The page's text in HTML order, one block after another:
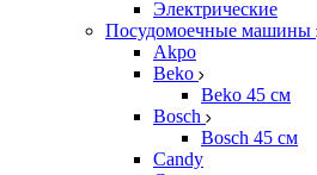
Электрические
Посудомоечные машины
Akpo
Beko
Beko 45 см
Bosch
Bosch 45 см
Candy